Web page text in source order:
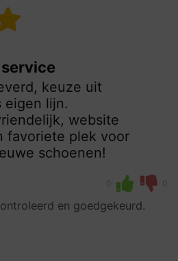
keuze uit
eigen lijn.
website
favoriete plek voor
schoenen!
0 0
en goedgekeurd.